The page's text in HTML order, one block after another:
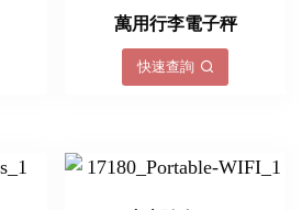
萬用行李電子秤
快速查詢